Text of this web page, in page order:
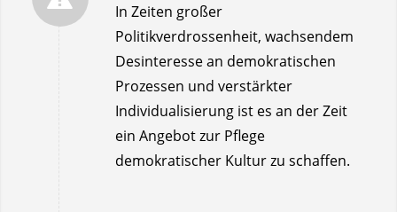
In Zeiten großer
Politikverdrossenheit, wachsendem
Desinteresse an demokratischen
Prozessen und verstärkter
Individualisierung ist es an der Zeit
ein Angebot zur Pflege
demokratischer Kultur zu schaffen.